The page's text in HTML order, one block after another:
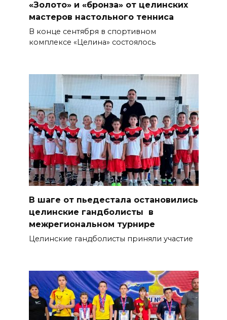
«Золото» и «бронза» от целинских
мастеров настольного тенниса
В конце сентября в спортивном
комплексе «Целина» состоялось
В шаге от пьедестала остановились
целинские гандболисты в
межрегиональном турнире
Целинские гандболисты приняли участие